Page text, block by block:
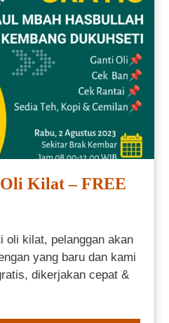
Kilat – FREE
oli kilat, pelanggan akan
yang baru dan kami
dikerjakan cepat &